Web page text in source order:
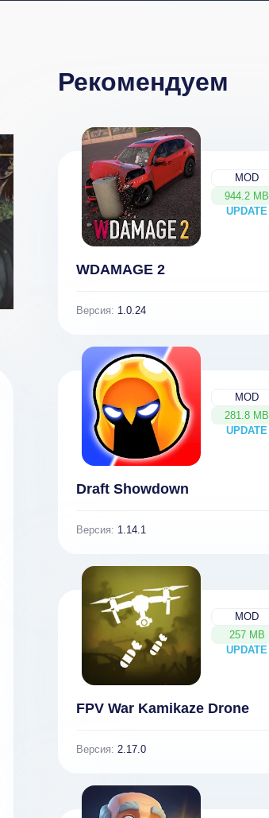
Рекомендуем
MOD
944.2 MB
UPDATE
NEW
WDAMAGE 2
Версия: 1.0.24
MOD
281.8 MB
UPDATE
NEW
Draft Showdown
Версия: 1.14.1
MOD
257 MB
UPDATE
NEW
FPV War Kamikaze Drone
Версия: 2.17.0